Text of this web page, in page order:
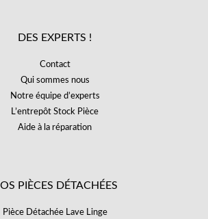
DES EXPERTS !
Contact
Qui sommes nous
Notre équipe d’experts
L’entrepôt Stock Pièce
Aide à la réparation
PIÈCES DÉTACHÉES
Pièce Détachée Lave Linge